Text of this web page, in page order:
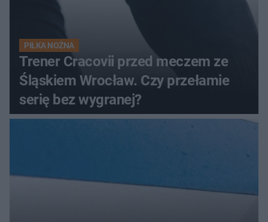
PIŁKA NOŻNA
Trener Cracovii przed meczem ze
Śląskiem Wrocław. Czy przełamie
serię bez wygranej?